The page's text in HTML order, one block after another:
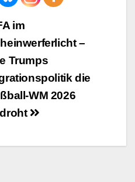
im
–
Trumps
die
WM 2026